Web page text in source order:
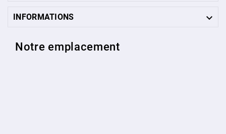
INFORMATIONS 
Notre emplacement